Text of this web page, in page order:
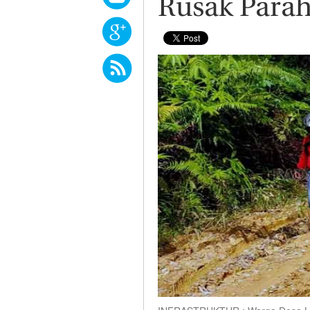
Rusak